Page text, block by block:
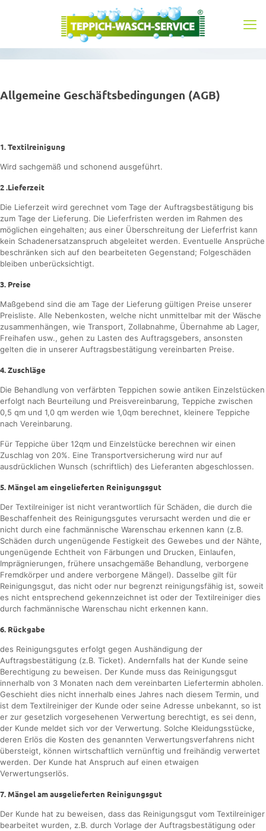
Allgemeine Geschäftsbedingungen (AGB)
1. Textilreinigung
Wird sachgemäß und schonend ausgeführt.
2 .Lieferzeit
Die Lieferzeit wird gerechnet vom Tage der Auftragsbestätigung bis
zum Tage der Lieferung. Die Lieferfristen werden im Rahmen des
möglichen eingehalten; aus einer Überschreitung der Lieferfrist kann
kein Schadenersatzanspruch abgeleitet werden. Eventuelle Ansprüche
beschränken sich auf den bearbeiteten Gegenstand; Folgeschäden
bleiben unberücksichtigt.
3. Preise
Maßgebend sind die am Tage der Lieferung gültigen Preise unserer
Preisliste. Alle Nebenkosten, welche nicht unmittelbar mit der Wäsche
zusammenhängen, wie Transport, Zollabnahme, Übernahme ab Lager,
Freihafen usw., gehen zu Lasten des Auftragsgebers, ansonsten
gelten die in unserer Auftragsbestätigung vereinbarten Preise.
4. Zuschläge
Die Behandlung von verfärbten Teppichen sowie antiken Einzelstücken
erfolgt nach Beurteilung und Preisvereinbarung, Teppiche zwischen
0,5 qm und 1,0 qm werden wie 1,0qm berechnet, kleinere Teppiche
nach Vereinbarung.
Für Teppiche über 12qm und Einzelstücke berechnen wir einen
Zuschlag von 20%. Eine Transportversicherung wird nur auf
ausdrücklichen Wunsch (schriftlich) des Lieferanten abgeschlossen.
5. Mängel am eingelieferten Reinigungsgut
Der Textilreiniger ist nicht verantwortlich für Schäden, die durch die
Beschaffenheit des Reinigungsgutes verursacht werden und die er
nicht durch eine fachmännische Warenschau erkennen kann (z.B.
Schäden durch ungenügende Festigkeit des Gewebes und der Nähte,
ungenügende Echtheit von Färbungen und Drucken, Einlaufen,
Imprägnierungen, frühere unsachgemäße Behandlung, verborgene
Fremdkörper und andere verborgene Mängel). Dasselbe gilt für
Reinigungsgut, das nicht oder nur begrenzt reinigungsfähig ist, soweit
es nicht entsprechend gekennzeichnet ist oder der Textilreiniger dies
durch fachmännische Warenschau nicht erkennen kann.
6. Rückgabe
des Reinigungsgutes erfolgt gegen Aushändigung der
Auftragsbestätigung (z.B. Ticket). Andernfalls hat der Kunde seine
Berechtigung zu beweisen. Der Kunde muss das Reinigungsgut
innerhalb von 3 Monaten nach dem vereinbarten Liefertermin abholen.
Geschieht dies nicht innerhalb eines Jahres nach diesem Termin, und
ist dem Textilreiniger der Kunde oder seine Adresse unbekannt, so ist
er zur gesetzlich vorgesehenen Verwertung berechtigt, es sei denn,
der Kunde meldet sich vor der Verwertung. Solche Kleidungsstücke,
deren Erlös die Kosten des genannten Verwertungsverfahrens nicht
übersteigt, können wirtschaftlich vernünftig und freihändig verwertet
werden. Der Kunde hat Anspruch auf einen etwaigen
Verwertungserlös.
7. Mängel am ausgelieferten Reinigungsgut
Der Kunde hat zu beweisen, dass das Reinigungsgut vom Textilreiniger
bearbeitet wurden, z.B. durch Vorlage der Auftragsbestätigung oder